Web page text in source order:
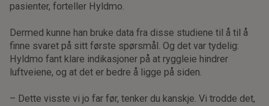
pasienter, forteller Hyldmo.
Dermed kunne han bruke data fra disse studiene til å til å
finne svaret på sitt første spørsmål. Og det var tydelig:
Hyldmo fant klare indikasjoner på at ryggleie hindrer
luftveiene, og at det er bedre å ligge på siden.
– Dette visste vi jo far før, tenker du kanskje. Vi trodde det,